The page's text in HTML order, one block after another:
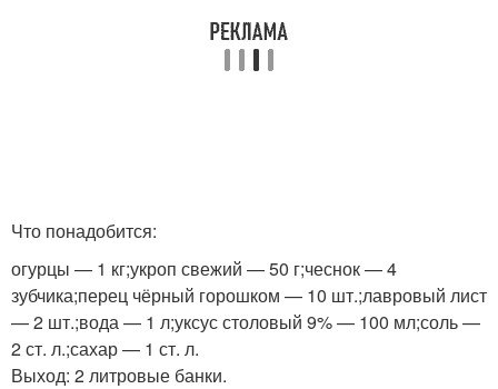
Что понадобится:
огурцы — 1 кг;укроп свежий — 50 г;чеснок — 4
зубчика;перец чёрный горошком — 10 шт.;лавровый лист
— 2 шт.;вода — 1 л;уксус столовый 9% — 100 мл;соль —
2 ст. л.;сахар — 1 ст. л.
Выход: 2 литровые банки.